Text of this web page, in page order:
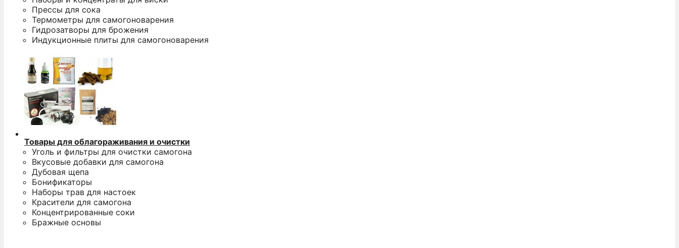
Прессы для сока
Термометры для самогоноварения
Гидрозатворы для брожения
Индукционные плиты для самогоноварения
Товары для облагораживания и очистки
Уголь и фильтры для очистки самогона
Вкусовые добавки для самогона
Дубовая щепа
Бонификаторы
Наборы трав для настоек
Красители для самогона
Концентрированные соки
Бражные основы